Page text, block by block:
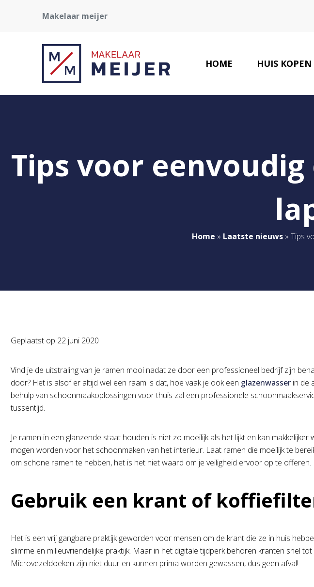
Makelaar meijer
HOME HUIS KOPEN
Tips voor
Home » Laatste nieuws» Tips
Geplaatst op 22 juni 2020
Vind je de uitstraling van je ramen mooi nadat ze door een professioneel bedrijf zijn
door? Het is alsof er altijd wel een raam is dat, hoe vaak je ook een glazenwasser in de
behulp van schoonmaakoplossingen voor thuis zal een professionele
tussentijd.
Je ramen in een glanzende staat houden is niet zo moeilijk als het lijkt en kan
mogen worden voor het schoonmaken van het interieur. Laat ramen die moeilijk te
om schone ramen te hebben, het is het niet waard om je veiligheid ervoor op te offeren.
Gebruik een krant of
Het is een vrij gangbare praktijk geworden voor mensen om de krant die ze in huis
slimme en milieuvriendelijke praktijk. Maar in het digitale tijdperk behoren kranten snel
Microvezeldoeken zijn niet duur en kunnen prima worden gewassen, dus geen afval!